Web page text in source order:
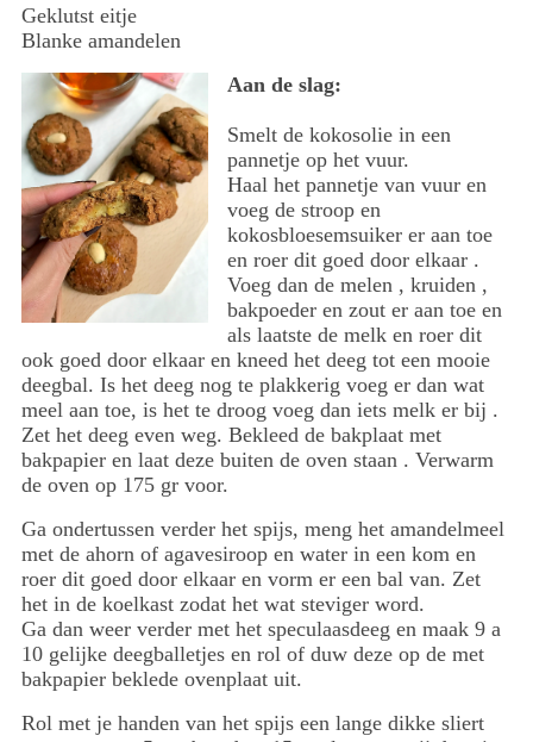
Geklutst eitje
Blanke amandelen
Aan de slag:
Smelt de kokosolie in een
pannetje op het vuur.
Haal het pannetje van vuur en
voeg de stroop en
kokosbloesemsuiker er aan toe
en roer dit goed door elkaar .
Voeg dan de melen , kruiden ,
bakpoeder en zout er aan toe en
als laatste de melk en roer dit
ook goed door elkaar en kneed het deeg tot een mooie
deegbal. Is het deeg nog te plakkerig voeg er dan wat
meel aan toe, is het te droog voeg dan iets melk er bij .
Zet het deeg even weg. Bekleed de bakplaat met
bakpapier en laat deze buiten de oven staan . Verwarm
de oven op 175 gr voor.
Ga ondertussen verder het spijs, meng het amandelmeel
met de ahorn of agavesiroop en water in een kom en
roer dit goed door elkaar en vorm er een bal van. Zet
het in de koelkast zodat het wat steviger word.
Ga dan weer verder met het speculaasdeeg en maak 9 a
10 gelijke deegballetjes en rol of duw deze op de met
bakpapier beklede ovenplaat uit.
Rol met je handen van het spijs een lange dikke sliert